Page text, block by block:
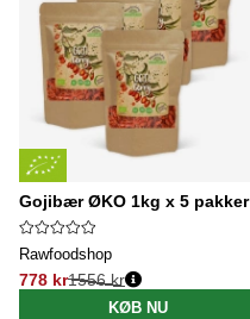
Gojibær ØKO 1kg x 5 pakker
Rawfoodshop
778 kr
Normalpris:
1556 kr
KØB NU